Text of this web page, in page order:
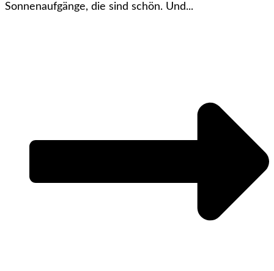
Sonnenaufgänge, die sind schön. Und...